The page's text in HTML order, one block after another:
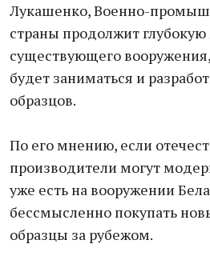
Лукашенко, Военно-
страны продолжит
существующего
будет заниматься и
образцов.
По его мнению, если
производители могут
уже есть на вооружении
бессмысленно покупать
образцы за рубежом.